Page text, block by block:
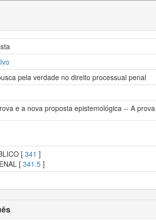
pela verdade no direito processual penal
e a nova proposta epistemológica -- A
[ 341 ]
[341.5 ]